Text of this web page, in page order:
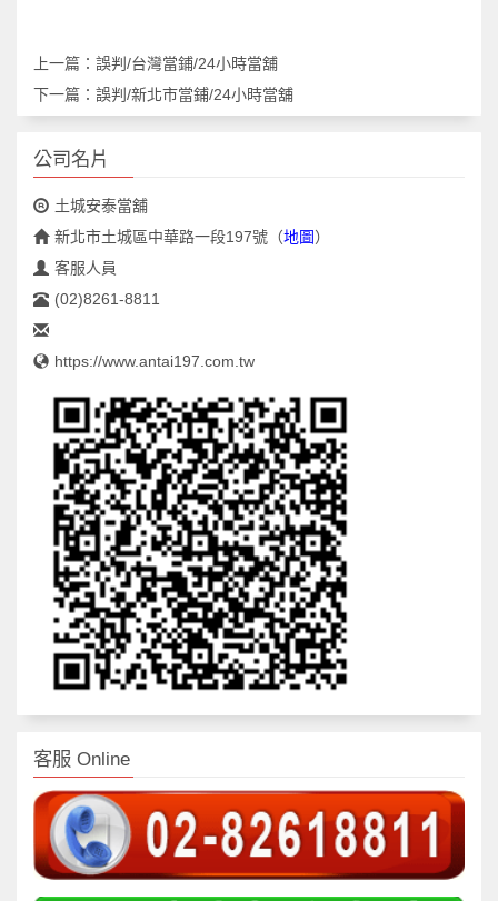
上一篇： 誤判/台灣當鋪/24小時當舖
下一篇： 誤判/新北市當鋪/24小時當舖
公司名片
土城安泰當舖
新北市土城區中華路一段197號 （地圖）
客服人員
(02)8261-8811
https://www.antai197.com.tw
客服 Online